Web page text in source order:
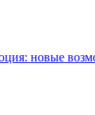
новые